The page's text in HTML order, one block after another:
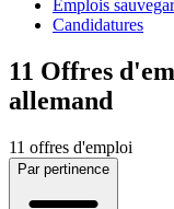
Emplois
Candidatures
11 Offres
allemand
11 offres d'emploi
Par pertinence